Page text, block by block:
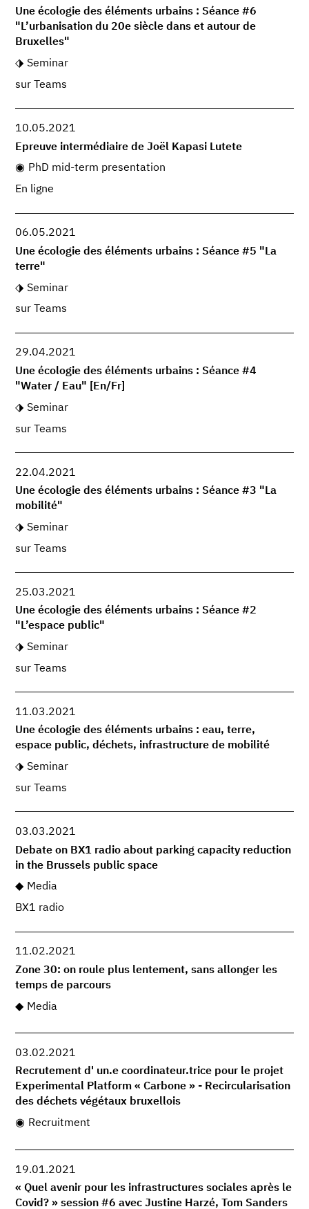
Une écologie des éléments urbains : Séance #6
"L’urbanisation du 20e siècle dans et autour de
Bruxelles"
Seminar
sur Teams
10.05.2021
Epreuve intermédiaire de Joël Kapasi Lutete
PhD mid-term presentation
En ligne
06.05.2021
Une écologie des éléments urbains : Séance #5 "La
terre"
Seminar
sur Teams
29.04.2021
Une écologie des éléments urbains : Séance #4
"Water / Eau" [En/Fr]
Seminar
sur Teams
22.04.2021
Une écologie des éléments urbains : Séance #3 "La
mobilité"
Seminar
sur Teams
25.03.2021
Une écologie des éléments urbains : Séance #2
"L’espace public"
Seminar
sur Teams
11.03.2021
Une écologie des éléments urbains : eau, terre,
espace public, déchets, infrastructure de mobilité
Seminar
sur Teams
03.03.2021
Debate on BX1 radio about parking capacity reduction
in the Brussels public space
Media
BX1 radio
11.02.2021
Zone 30: on roule plus lentement, sans allonger les
temps de parcours
Media
03.02.2021
Recrutement d' un.e coordinateur.trice pour le projet
Experimental Platform « Carbone » - Recircularisation
des déchets végétaux bruxellois
Recruitment
19.01.2021
« Quel avenir pour les infrastructures sociales après le
Covid? » session #6 avec Justine Harzé, Tom Sanders